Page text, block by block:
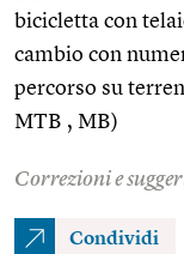
bicicletta con
cambio con
percorso su
MTB , MB)
Correzioni e
Condividi